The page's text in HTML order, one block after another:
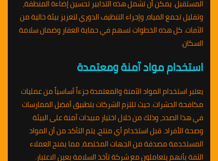
المستقبل. يمكن أن تشمل هذه التدابير تحسين إضاءة المنطقة،
وتقليل تجمع المياه، وإجراء التنظيف الدوري لتعزيز بيئة خالية من
الآفات. كل هذه الخطوات تسهم في حماية العقار وضمان سلامة
السكان.
استخدام مواد آمنة ومعتمدة
يعتبر استخدام المواد الآمنة والمعتمدة جزءاً أساسياً من عمليات
مكافحة الحشرات. حيث تلتزم الشركات بتطبيق أفضل الممارسات
في هذا الصدد، وذلك من خلال اختيار مبيدات آمنة على البيئة
وصحة الأفراد. قبل استخدام أي منتج، يتم التأكد من أن المواد
المستخدمة مصدقة من الجهات المختصة، مما يمنح العملاء
الثقة بأنهم يتعاملون مع شركة تأخذ السلامة بعين الاعتبار.